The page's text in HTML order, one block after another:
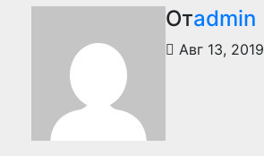
Отadmin
Авг 13, 2019